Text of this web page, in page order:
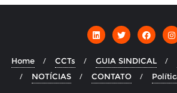
Home CCTs GUIA SINDICAL
NOTÍCIAS
CONTATO